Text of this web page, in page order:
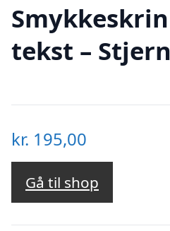
tekst –
kr. 195,00
Gå til shop